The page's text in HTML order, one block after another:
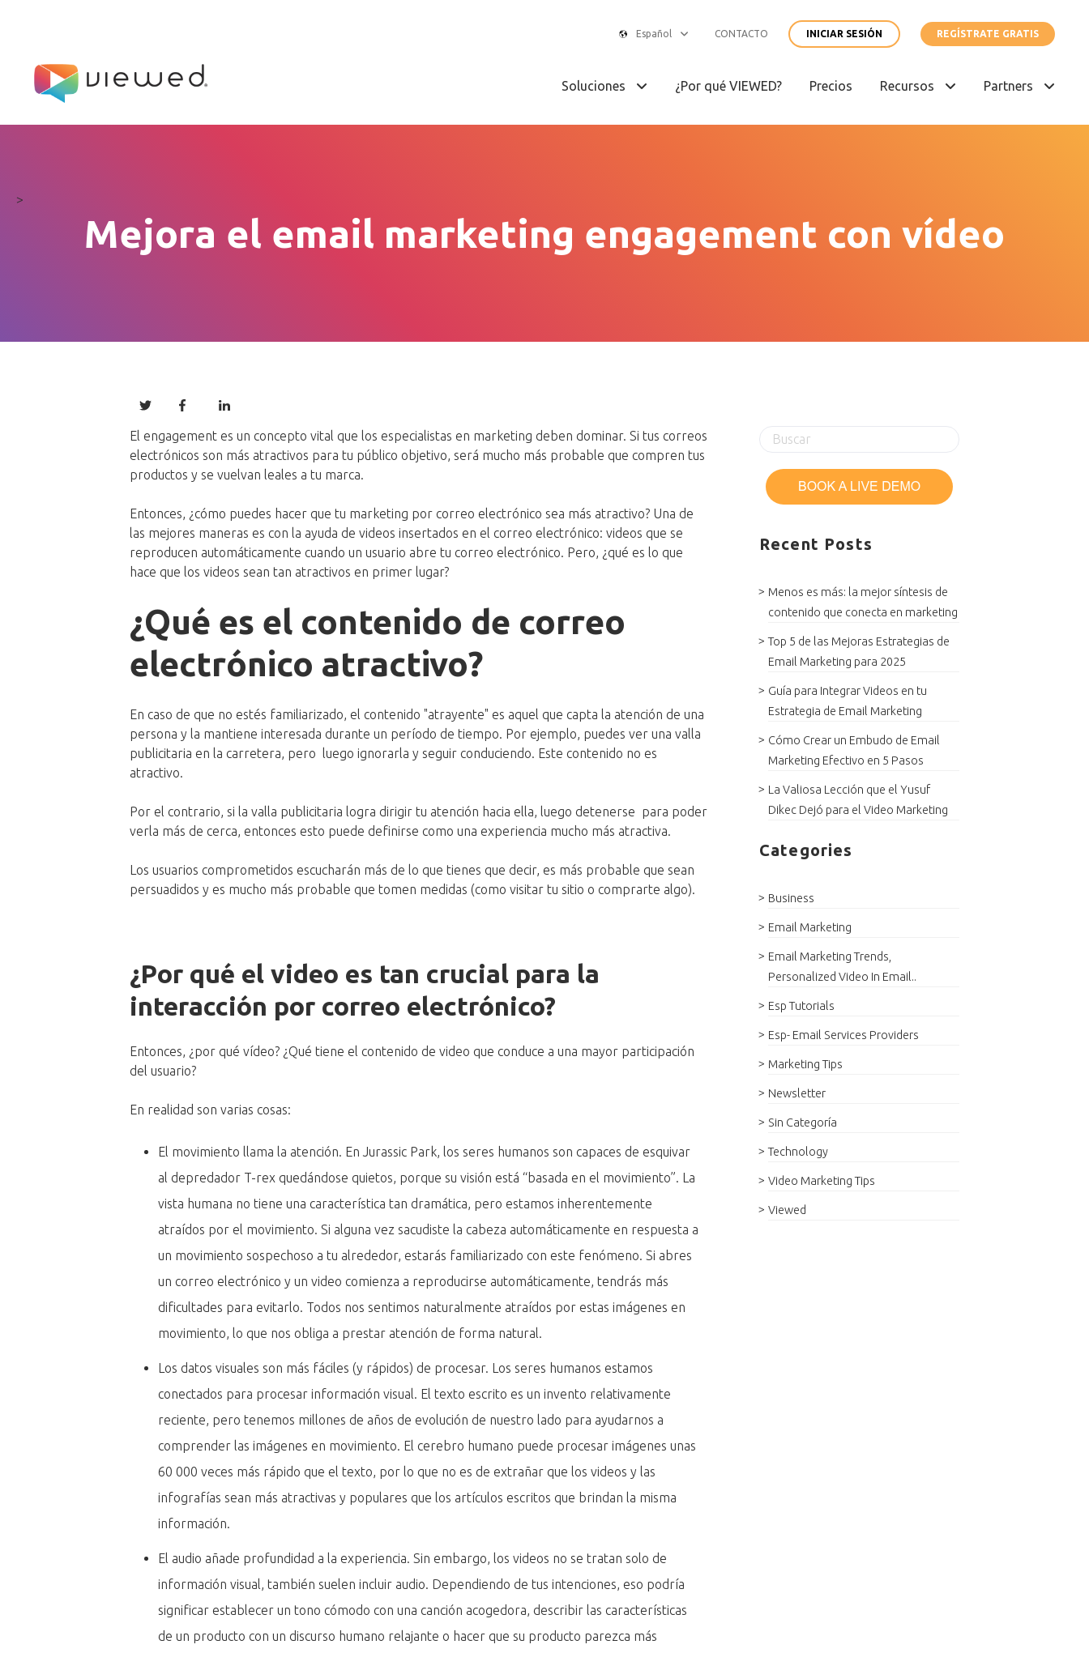
Español CONTACTO INICIAR SESIÓN REGÍSTRATE GRATIS
Soluciones ¿Por qué VIEWED? Precios Recursos Partners
>
Mejora el email marketing engagement con vídeo
El engagement es un concepto vital que los especialistas en marketing deben dominar. Si tus correos
electrónicos son más atractivos para tu público objetivo, será mucho más probable que compren tus
productos y se vuelvan leales a tu marca.
Entonces, ¿cómo puedes hacer que tu marketing por correo electrónico sea más atractivo? Una de
las mejores maneras es con la ayuda de videos insertados en el correo electrónico: videos que se
reproducen automáticamente cuando un usuario abre tu correo electrónico. Pero, ¿qué es lo que
hace que los videos sean tan atractivos en primer lugar?
¿Qué es el contenido de correo
electrónico atractivo?
En caso de que no estés familiarizado, el contenido "atrayente" es aquel que capta la atención de una
persona y la mantiene interesada durante un período de tiempo. Por ejemplo, puedes ver una valla
publicitaria en la carretera, pero luego ignorarla y seguir conduciendo. Este contenido no es
atractivo.
Por el contrario, si la valla publicitaria logra dirigir tu atención hacia ella, luego detenerse para poder
verla más de cerca, entonces esto puede definirse como una experiencia mucho más atractiva.
Los usuarios comprometidos escucharán más de lo que tienes que decir, es más probable que sean
persuadidos y es mucho más probable que tomen medidas (como visitar tu sitio o comprarte algo).
¿Por qué el video es tan crucial para la
interacción por correo electrónico?
Entonces, ¿por qué vídeo? ¿Qué tiene el contenido de video que conduce a una mayor participación
del usuario?
En realidad son varias cosas:
El movimiento llama la atención. En Jurassic Park, los seres humanos son capaces de esquivar
al depredador T-rex quedándose quietos, porque su visión está “basada en el movimiento”. La
vista humana no tiene una característica tan dramática, pero estamos inherentemente
atraídos por el movimiento. Si alguna vez sacudiste la cabeza automáticamente en respuesta a
un movimiento sospechoso a tu alrededor, estarás familiarizado con este fenómeno. Si abres
un correo electrónico y un video comienza a reproducirse automáticamente, tendrás más
dificultades para evitarlo. Todos nos sentimos naturalmente atraídos por estas imágenes en
movimiento, lo que nos obliga a prestar atención de forma natural.
Los datos visuales son más fáciles (y rápidos) de procesar. Los seres humanos estamos
conectados para procesar información visual. El texto escrito es un invento relativamente
reciente, pero tenemos millones de años de evolución de nuestro lado para ayudarnos a
comprender las imágenes en movimiento. El cerebro humano puede procesar imágenes unas
60 000 veces más rápido que el texto, por lo que no es de extrañar que los videos y las
infografías sean más atractivas y populares que los artículos escritos que brindan la misma
información.
El audio añade profundidad a la experiencia. Sin embargo, los videos no se tratan solo de
información visual, también suelen incluir audio. Dependiendo de tus intenciones, eso podría
significar establecer un tono cómodo con una canción acogedora, describir las características
de un producto con un discurso humano relajante o hacer que su producto parezca más
Recent Posts
Menos es más: la mejor síntesis de
contenido que conecta en marketing
Top 5 de las Mejoras Estrategias de
Email Marketing para 2025
Guía para Integrar Videos en tu
Estrategia de Email Marketing
Cómo Crear un Embudo de Email
Marketing Efectivo en 5 Pasos
La Valiosa Lección que el Yusuf
Dikec Dejó para el Video Marketing
Categories
Business
Email Marketing
Email Marketing Trends,
Personalized Video In Email..
Esp Tutorials
Esp- Email Services Providers
Marketing Tips
Newsletter
Sin Categoría
Technology
Video Marketing Tips
Viewed